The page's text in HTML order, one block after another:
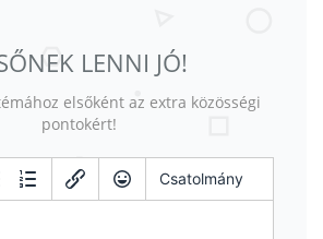
LENNI JÓ!
elsőként az extra közösségi
pontokért!
Csatolmány